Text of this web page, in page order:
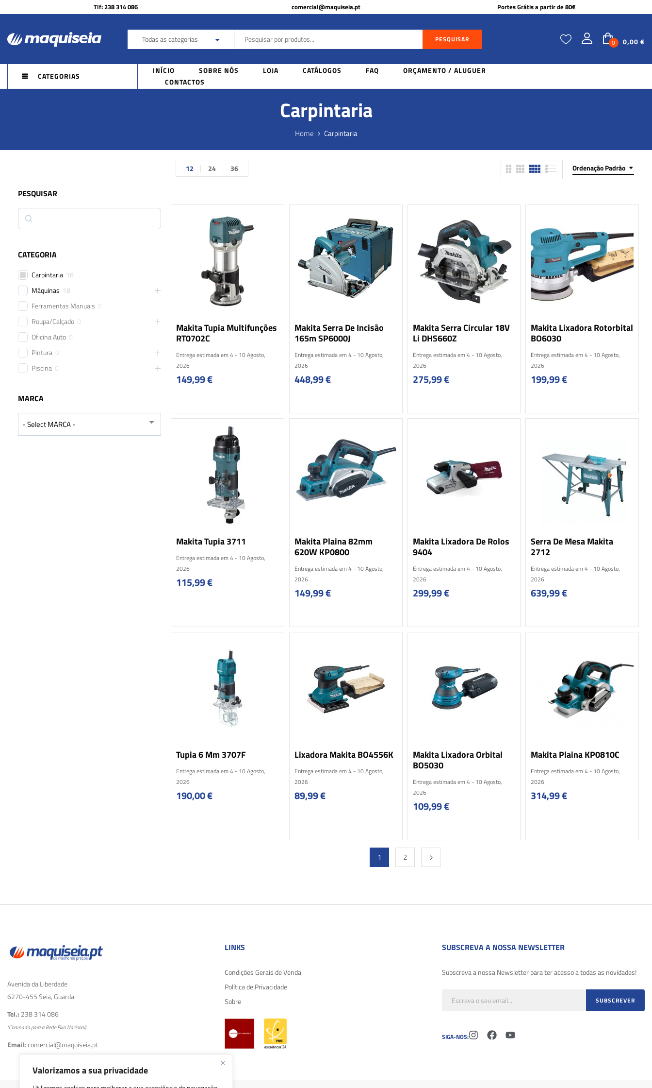
Valorizamos a sua privacidade
Tlf: 238 314 086 comercial@maquiseia.pt Portes Grátis a partir de 80€
Todas as categorias PESQUISAR 0 0,00 €
CATEGORIAS
INÍCIO SOBRE NÓS LOJA CATÁLOGOS FAQ
ORÇAMENTO / ALUGUER
CONTACTOS
Carpintaria
Home Carpintaria
PESQUISAR
CATEGORIA
Carpintaria 18
Máquinas 18
Ferramentas Manuais 0
Roupa/Calçado 0
Oficina Auto 0
Pintura 0
Piscina 0
MARCA
Ordenação Padrão
12 24 36
Makita Tupia Multifunções
RT0702C
Entrega estimada em 4 - 10 Agosto,
2026
149,99€
Makita Serra De Incisão
165m SP6000J
Entrega estimada em 4 - 10 Agosto,
2026
448,99€
Makita Serra Circular 18V
Li DHS660Z
Entrega estimada em 4 - 10 Agosto,
2026
275,99€
Makita Lixadora Rotorbital
BO6030
Entrega estimada em 4 - 10 Agosto,
2026
199,99€
Makita Tupia 3711
Entrega estimada em 4 - 10 Agosto,
2026
115,99€
Makita Plaina 82mm
620W KP0800
Entrega estimada em 4 - 10 Agosto,
2026
149,99€
Makita Lixadora De Rolos
9404
Entrega estimada em 4 - 10 Agosto,
2026
299,99€
Serra De Mesa Makita
2712
Entrega estimada em 4 - 10 Agosto,
2026
639,99€
Tupia 6 Mm 3707F
Entrega estimada em 4 - 10 Agosto,
2026
190,00€
Lixadora Makita BO4556K
Entrega estimada em 4 - 10 Agosto,
2026
89,99€
Makita Lixadora Orbital
BO5030
Entrega estimada em 4 - 10 Agosto,
2026
109,99€
Makita Plaina KP0810C
Entrega estimada em 4 - 10 Agosto,
2026
314,99€
1 2
Avenida da Liberdade
6270-455 Seia, Guarda
Tel.: 238 314 086
(Chamada para a Rede Fixa Nacional)
Email:comercial@maquiseia.pt
LINKS
Condições Gerais de Venda
Política de Privacidade
Sobre
SUBSCREVA A NOSSA NEWSLETTER
Subscreva a nossa Newsletter para ter acesso a todas as novidades!
SIGA-NOS: